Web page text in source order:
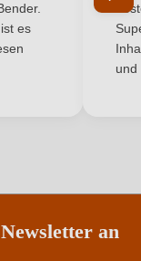
IGP
Falanghina
vergessen
es
und
an